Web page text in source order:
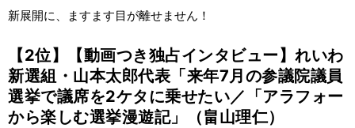
新展開に、ますます目が離せません！
【2位】【動画つき独占インタビュー】れいわ
新選組・山本太郎代表「来年7月の参議院議員
選挙で議席を2ケタに乗せたい／「アラフォー
から楽しむ選挙漫遊記」（畠山理仁）